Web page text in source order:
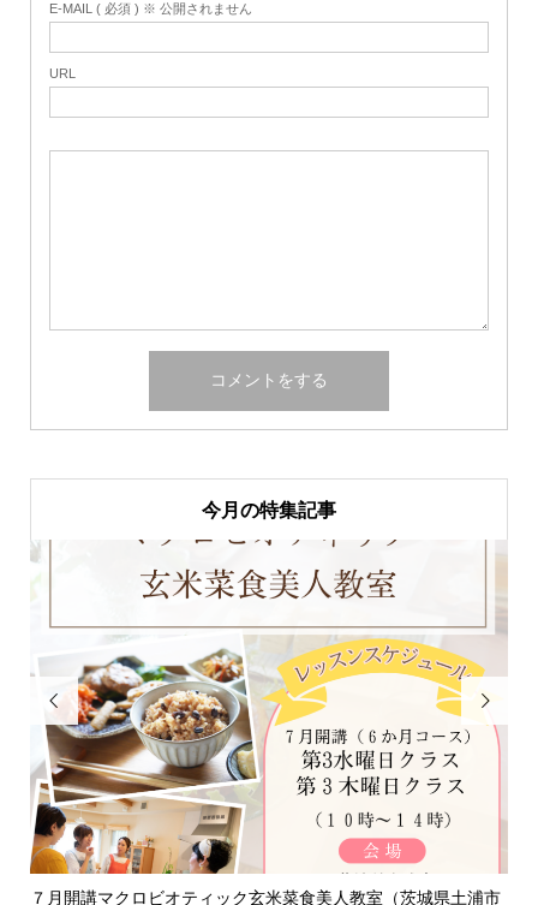
E-MAIL ( 必須 ) ※ 公開されません
URL
今月の特集記事

淡路島「自凝雫塩」製塩所見学レポ｜塩はいのちのミネラル
